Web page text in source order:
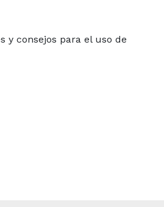
y consejos para el uso de